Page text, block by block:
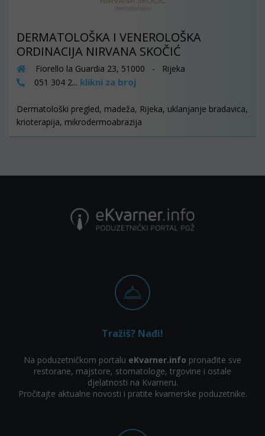
DERMATOLOŠKA I VENEROLOŠKA
ORDINACIJA NIRVANA SKOČIĆ
Fiorello la Guardia 23, 51000 - Rijeka
051 304 2... klikni za broj
Dermatološki pregled, madeža, Rijeka, uklanjanje bradavica,
krioterapija, mikrodermoabrazija
Tražiš? Nađi!
Na poduzetničkom portalu eKvarner.info pronađite sve
restorane, majstore, stomatologe, trgovine i ostale
djelatnosti na Kvarneru.
Pročitajte aktualne novosti i pratite kvarnerske poduzetnike.